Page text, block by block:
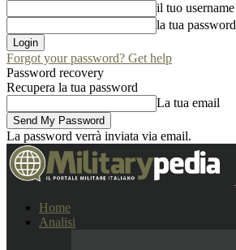
il tuo username
la tua password
Forgot your password? Get help
Password recovery
Recupera la tua password
La tua email
La password verrà inviata via email.
Home
Analisi